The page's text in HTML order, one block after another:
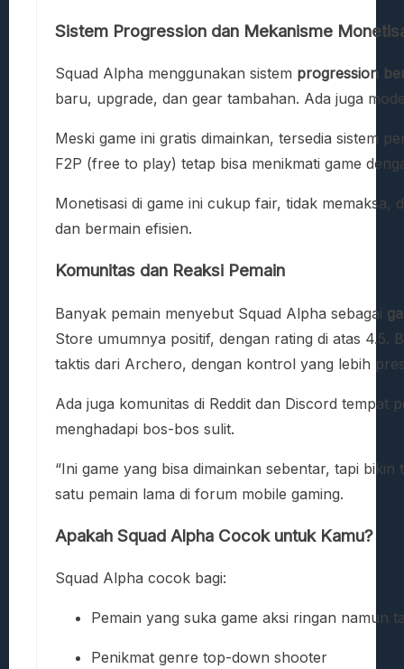
Sistem Progression dan Mekanisme
Squad Alpha menggunakan sistem progression
baru, upgrade, dan gear tambahan. Ada juga
Meski game ini gratis dimainkan, tersedia sistem
F2P (free to play) tetap bisa menikmati game
Monetisasi di game ini cukup fair, tidak
dan bermain efisien.
Komunitas dan Reaksi Pemain
Banyak pemain menyebut Squad Alpha sebagai
Store umumnya positif, dengan rating di atas 4.5.
taktis dari Archero, dengan kontrol yang lebih
Ada juga komunitas di Reddit dan Discord tempat
menghadapi bos-bos sulit.
“Ini game yang bisa dimainkan sebentar, tapi
satu pemain lama di forum mobile gaming.
Apakah Squad Alpha Cocok untuk Kamu?
Squad Alpha cocok bagi:
Pemain yang suka game aksi ringan namun
Penikmat genre top-down shooter